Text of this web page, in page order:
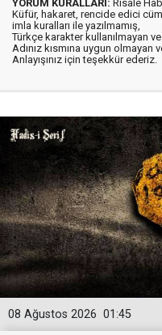
YORUM KURALLARI: Risale
Küfür, hakaret, rencide edici
imla kuralları ile yazılmamış,
Türkçe karakter kullanılmayan
Adınız kısmına uygun
Anlayışınız için teşekkür ederiz.
01:45
08 Ağustos 2026